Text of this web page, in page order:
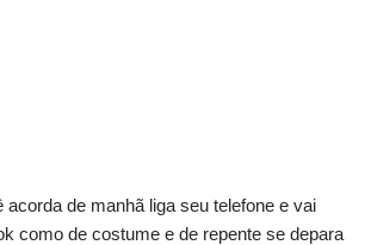
acorda de manhã liga seu telefone e vai
como de costume e de repente se depara